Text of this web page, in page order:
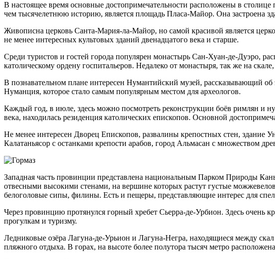
В настоящее время основные достопримечательности расположены в
чем тысячелетнюю историю, является площадь Пласа-Майор. Она застроена
Живописна церковь Санта-Мария-ла-Майор, но самой красивой является
не менее интересных культовых зданий двенадцатого века и старше.
Среди туристов и гостей города популярен монастырь Сан-Хуан-де-Дуэро,
католическому ордену госпитальеров. Недалеко от монастыря, так же на
В познавательном плане интересен Нумантийский музей, рассказывающий
Нуманция, которое стало самым популярным местом для археологов.
Каждый год, в июле, здесь можно посмотреть реконструкции боёв римлян и
века, находилась резиденция католических епископов. Основной
Не менее интересен Дворец Епископов, развалины крепостных стен, здание
Калатаньясор с останками крепости арабов, город Альмасан с множеством
Западная часть провинции представлена национальным Парком Природы
отвесными высокими стенами, на вершине которых растут густые
белоголовые сипы, филины. Есть и пещеры, представляющие интерес для
Через провинцию протянулся горный хребет Сьерра-де-Урбион. Здесь очень
прогулкам и туризму.
Ледниковые озёра Лагуна-де-Урьион и Лагуна-Негра, находящиеся между
пляжного отдыха. В горах, на высоте более полутора тысяч метро